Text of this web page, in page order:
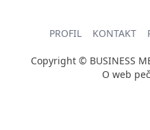
PROFIL KONTAKT
Copyright © BUSINESS